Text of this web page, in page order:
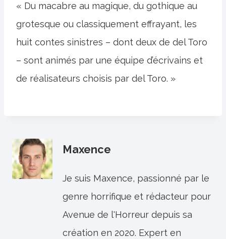
« Du macabre au magique, du gothique au
grotesque ou classiquement effrayant, les
huit contes sinistres – dont deux de del Toro
– sont animés par une équipe d’écrivains et
de réalisateurs choisis par del Toro. »
Maxence
Je suis Maxence, passionné par le
genre horrifique et rédacteur pour
Avenue de l'Horreur depuis sa
création en 2020. Expert en